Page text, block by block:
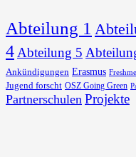
Abteilung 1
4 Abteilung 5
Ankündigungen Erasmus
Jugend forscht OSZ Going Green
Partnerschulen Projekte